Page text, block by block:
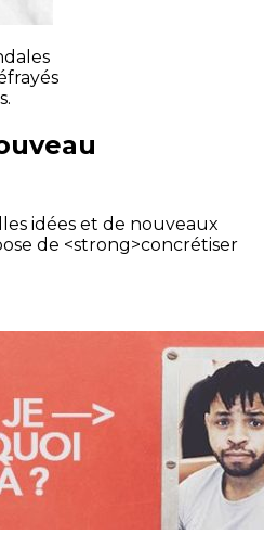
idées et de nouveaux
de <strong>concrétiser